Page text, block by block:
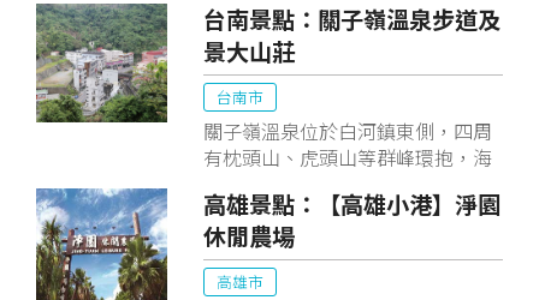
港熱門網紅打卡點！屏東為全台養
殖泰國蝦占8成以上，想吃最新鮮
的蝦當然就是來這吃啦！
台南景點：關子嶺溫泉步道及
景大山莊
台南市
關子嶺溫泉位於白河鎮東側，四周
有枕頭山、虎頭山等群峰環抱，海
風景區包括了溫泉、紅葉公園、嶺
頂公園、水火同源、碧雲寺、大仙
寺等景點。
高雄景點：【高雄小港】淨園
休閒農場
高雄市